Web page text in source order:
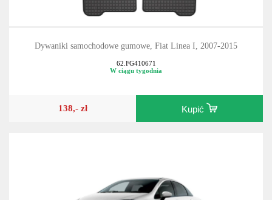
Dywaniki samochodowe gumowe, Fiat Linea I, 2007-2015
62.FG410671
W ciągu tygodnia
138,- zł Kupić